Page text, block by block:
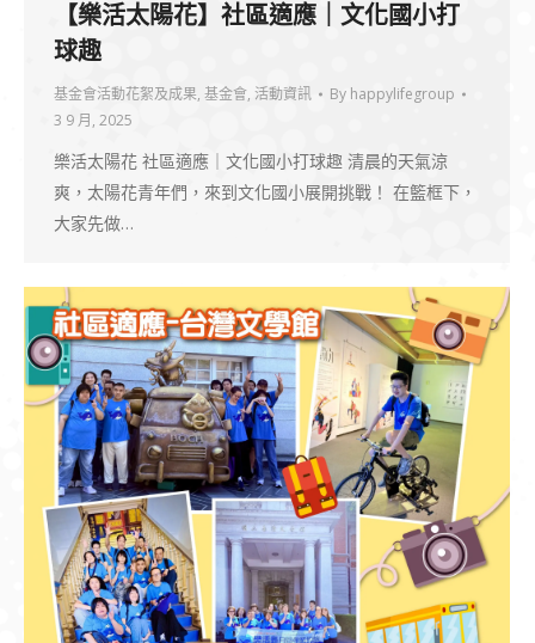
【樂活太陽花】社區適應｜文化國小打
球趣
基金會活動花絮及成果, 基金會, 活動資訊 By happylifegroup
3 9 月, 2025
樂活太陽花 社區適應｜文化國小打球趣 清晨的天氣涼
爽，太陽花青年們，來到文化國小展開挑戰！ 在籃框下，
大家先做…